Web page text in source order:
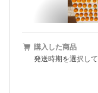
購入した商品
発送時期を選択し